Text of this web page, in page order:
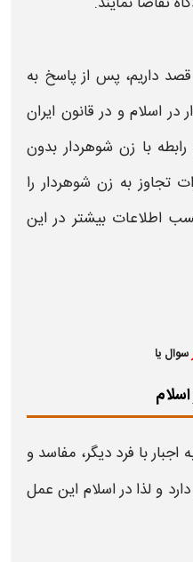
قصد داریم، پس از پاسخ به
دراسلام و در قانون ایران
با زن شوهرداربدون
تجاوز به زن شوهرداررا
اطلاعات بیشتر در این
سوال یا
اجبار با فرد دیگر، مفاسد و
و لذا دراسلام این عمل